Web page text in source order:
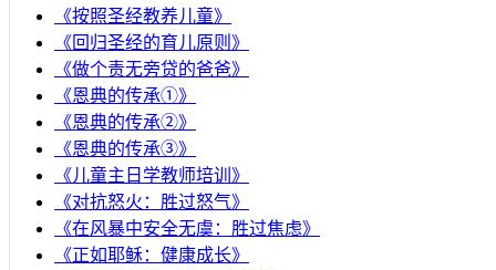
《按照圣经教养儿童》
《回归圣经的育儿原则》
《做个责无旁贷的爸爸》
《恩典的传承①》
《恩典的传承②》
《恩典的传承③》
《儿童主日学教师培训》
《对抗怒火：胜过怒气》
《在风暴中安全无虞：胜过焦虑》
《正如耶稣：健康成长》